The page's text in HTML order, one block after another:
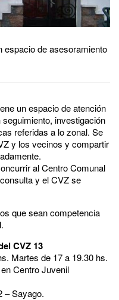
espacio de asesoramiento
un espacio de atención
investigación
referidas a lo zonal. Se
y los vecinos y compartir
al Centro Comunal
y el CVZ se
que sean competencia
CVZ 13
Martes de 17 a 19.30 hs.
Centro Juvenil
– Sayago.